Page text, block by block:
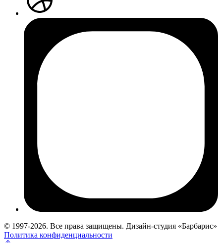
© 1997-2026. Все права защищены. Дизайн-студия «Барбарис»
Политика конфиденциальности